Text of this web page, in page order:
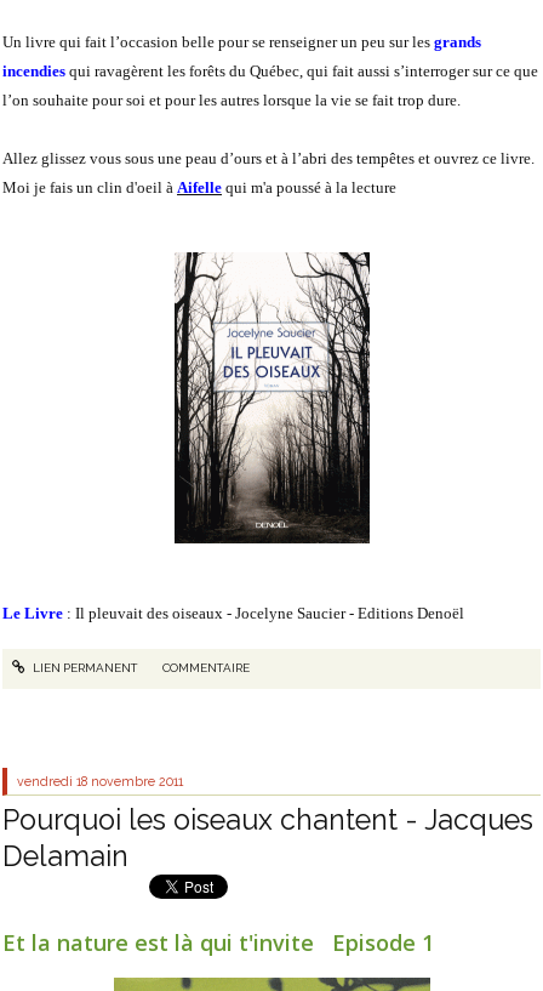
Un livre qui fait l’occasion belle pour se renseigner un peu sur les grands
incendies qui ravagèrent les forêts du Québec, qui fait aussi s’interroger sur ce que
l’on souhaite pour soi et pour les autres lorsque la vie se fait trop dure.
Allez glissez vous sous une peau d’ours et à l’abri des tempêtes et ouvrez ce livre.
Moi je fais un clin d'oeil à Aifelle qui m'a poussé à la lecture
Le Livre : Il pleuvait des oiseaux - Jocelyne Saucier - Editions Denoël
LIEN PERMANENT COMMENTAIRE
vendredi 18 novembre 2011
Pourquoi les oiseaux chantent - Jacques
Delamain
Et la nature est là qui t'invite Episode 1